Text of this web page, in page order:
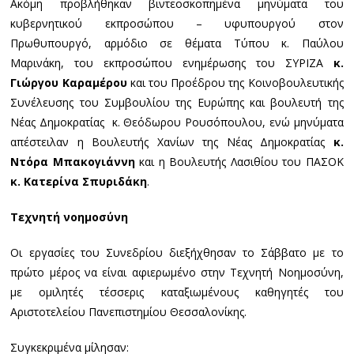
Ακόμη προβλήθηκαν βιντεοσκοπημένα μηνύματα του
κυβερνητικού εκπροσώπου – υφυπουργού στον
Πρωθυπουργό, αρμόδιο σε θέματα Τύπου κ. Παύλου
Μαρινάκη, του εκπροσώπου ενημέρωσης του ΣΥΡΙΖΑ κ.
Γιώργου Καραμέρουκαι του Προέδρου της Κοινοβουλευτικής
Συνέλευσης του Συμβουλίου της Ευρώπης και βουλευτή της
Νέας Δημοκρατίας κ. Θεόδωρου Ρουσόπουλου, ενώ μηνύματα
απέστειλαν η Βουλευτής Χανίων της Νέας Δημοκρατίας κ.
Ντόρα Μπακογιάννηκαι η Βουλευτής Λασιθίου του ΠΑΣΟΚ
κ. Κατερίνα Σπυριδάκη.
Τεχνητή νοημοσύνη
Οι εργασίες του Συνεδρίου διεξήχθησαν το Σάββατο με το
πρώτο μέρος να είναι αφιερωμένο στην Τεχνητή Νοημοσύνη,
με ομιλητές τέσσερις καταξιωμένους καθηγητές του
Αριστοτελείου Πανεπιστημίου Θεσσαλονίκης.
Συγκεκριμένα μίλησαν: